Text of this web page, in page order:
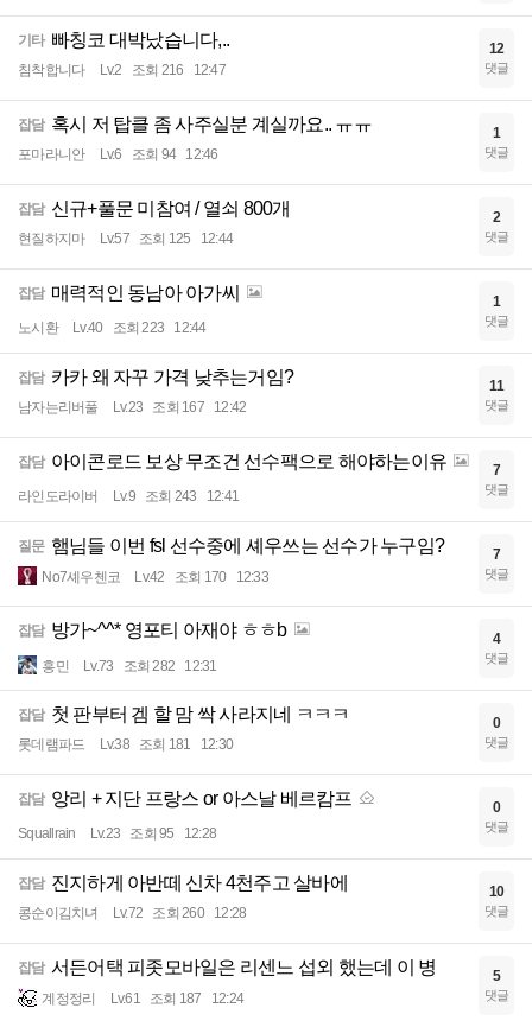
기타 빠칭코 대박났습니다,..
침착합니다 Lv.2 조회 216 12:47
12
댓글
잡담 혹시 저 탑클 좀 사주실분 계실까요.. ㅠㅠ
포마라니안 Lv.6 조회 94 12:46
1
댓글
잡담 신규+풀문 미참여 / 열쇠 800개
현질하지마 Lv.57 조회 125 12:44
2
댓글
잡담 매력적인 동남아 아가씨
노시환 Lv.40 조회 223 12:44
1
댓글
잡담 카카 왜 자꾸 가격 낮추는거임?
남자는리버풀 Lv.23 조회 167 12:42
11
댓글
잡담 아이콘로드 보상 무조건 선수팩으로 해야하는이유
라인도라이버 Lv.9 조회 243 12:41
7
댓글
질문 햄님들 이번 fsl 선수중에 셰우쓰는 선수가 누구임?
No7셰우첸코 Lv.42 조회 170 12:33
7
댓글
잡담 방가~^^* 영포티 아재야 ㅎㅎb
흥민 Lv.73 조회 282 12:31
4
댓글
잡담 첫 판부터 겜 할 맘 싹 사라지네 ㅋㅋㅋ
롯데램파드 Lv.38 조회 181 12:30
0
댓글
잡담 앙리 + 지단 프랑스 or 아스날 베르캄프
Squallrain Lv.23 조회 95 12:28
0
댓글
잡담 진지하게 아반떼 신차 4천주고 살바에
콩순이김치녀 Lv.72 조회 260 12:28
10
댓글
잡담 서든어택 피좃모바일은 리센느 섭외 했는데 이 병
계정정리 Lv.61 조회 187 12:24
5
댓글